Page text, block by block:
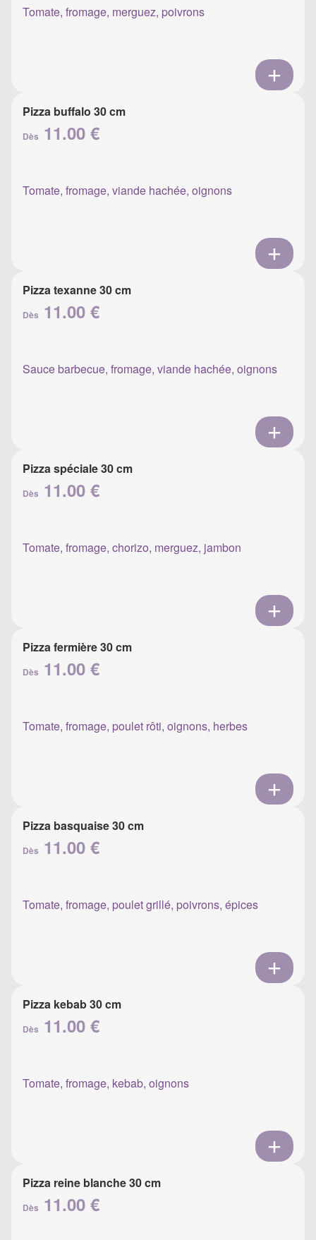
Tomate, fromage, merguez, poivrons
Pizza buffalo 30 cm
Dès 11.00 €
Tomate, fromage, viande hachée, oignons
Pizza texanne 30 cm
Dès 11.00 €
Sauce barbecue, fromage, viande hachée, oignons
Pizza spéciale 30 cm
Dès 11.00 €
Tomate, fromage, chorizo, merguez, jambon
Pizza fermière 30 cm
Dès 11.00 €
Tomate, fromage, poulet rôti, oignons, herbes
Pizza basquaise 30 cm
Dès 11.00 €
Tomate, fromage, poulet grillé, poivrons, épices
Pizza kebab 30 cm
Dès 11.00 €
Tomate, fromage, kebab, oignons
Pizza reine blanche 30 cm
Dès 11.00 €